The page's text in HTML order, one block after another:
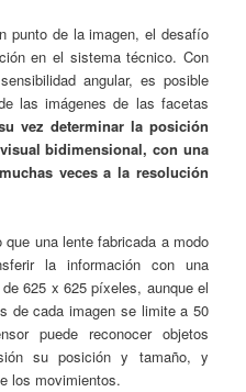
punto de la imagen, el desafío
en el sistema técnico. Con
angular, es posible
las imágenes de las facetas
vez determinar la posición
bidimensional, con una
veces a la resolución
una lente fabricada a modo
la información con una
625 x 625 píxeles, aunque el
de cada imagen se limite a 50
puede reconocer objetos
su posición y tamaño, y
los movimientos.